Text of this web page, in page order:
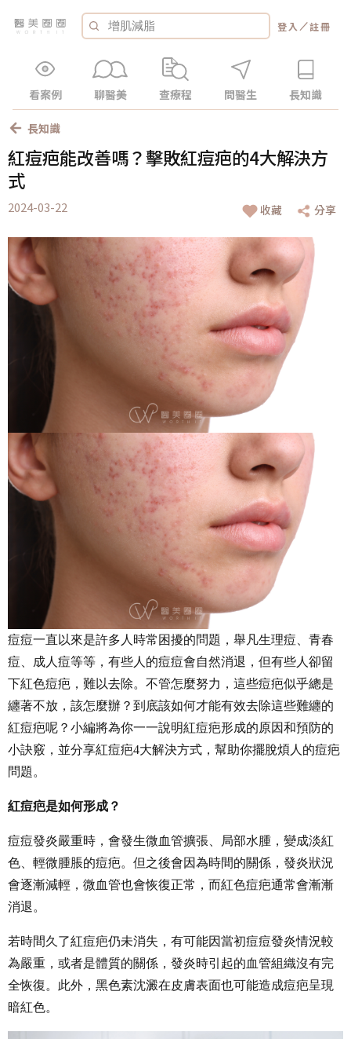
登入 ／註冊
看案例 聊醫美 查療程 問醫生 長知識
長知識
紅痘疤能改善嗎？擊敗紅痘疤的4大解決方
式
2024-03-22 收藏 分享
痘痘一直以來是許多人時常困擾的問題，舉凡生理痘、青春
痘、成人痘等等，有些人的痘痘會自然消退，但有些人卻留
下紅色痘疤，難以去除。不管怎麼努力，這些痘疤似乎總是
纏著不放，該怎麼辦？到底該如何才能有效去除這些難纏的
紅痘疤呢？小編將為你一一說明紅痘疤形成的原因和預防的
小訣竅，並分享紅痘疤4大解決方式，幫助你擺脫煩人的痘疤
問題。
紅痘疤是如何形成？
痘痘發炎嚴重時，會發生微血管擴張、局部水腫，變成淡紅
色、輕微腫脹的痘疤。但之後會因為時間的關係，發炎狀況
會逐漸減輕，微血管也會恢復正常，而紅色痘疤通常會漸漸
消退。
若時間久了紅痘疤仍未消失，有可能因當初痘痘發炎情況較
為嚴重，或者是體質的關係，發炎時引起的血管組織沒有完
全恢復。此外，黑色素沈澱在皮膚表面也可能造成痘疤呈現
暗紅色。